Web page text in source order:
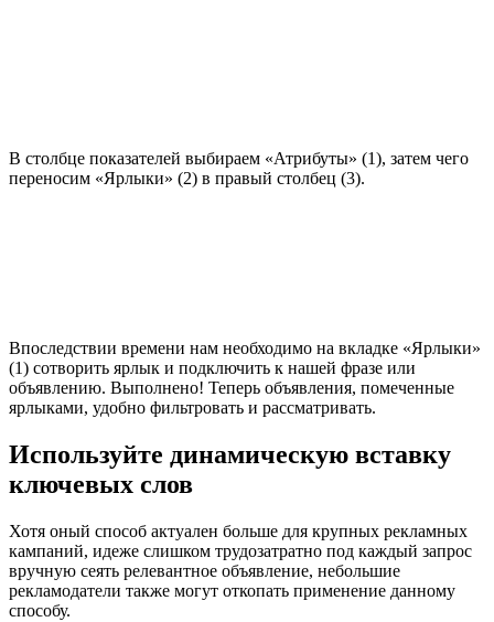
В столбце показателей выбираем «Атрибуты» (1), затем чего
переносим «Ярлыки» (2) в правый столбец (3).
Впоследствии времени нам необходимо на вкладке «Ярлыки»
(1) сотворить ярлык и подключить к нашей фразе или
объявлению. Выполнено! Теперь объявления, помеченные
ярлыками, удобно фильтровать и рассматривать.
Используйте динамическую вставку
ключевых слов
Хотя оный способ актуален больше для крупных рекламных
кампаний, идеже слишком трудозатратно под каждый запрос
вручную сеять релевантное объявление, небольшие
рекламодатели также могут откопать применение данному
способу.